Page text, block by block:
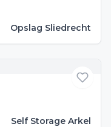
Opslag Sliedrecht
Self Storage Arkel